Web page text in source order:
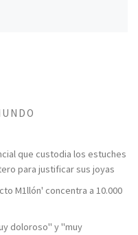
que custodia los estuches
para justificar sus joyas
M1llón' concentra a 10.000
doloroso" y "muy